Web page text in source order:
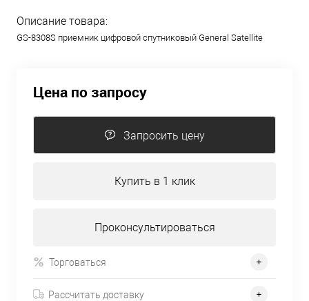
Описание товара:
GS-8308S приемник цифровой спутниковый General Satellite
Цена по запросу
Запросить цену
Купить в 1 клик
Проконсультироваться
Торговаться
Рассчитать доставку